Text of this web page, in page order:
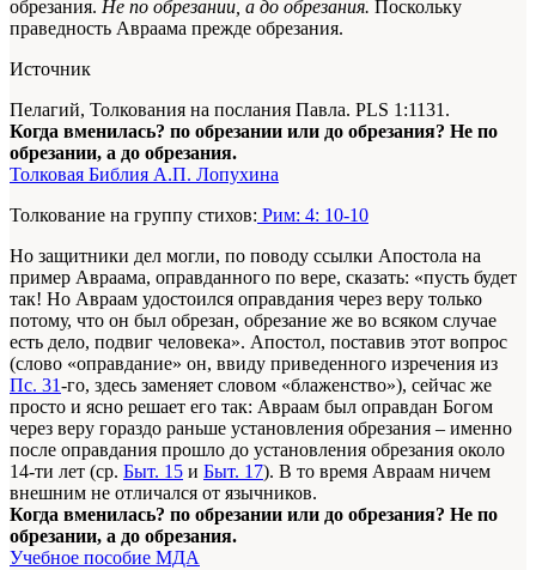
обрезания. Не по обрезании, а до обрезания. Поскольку
праведность Авраама прежде обрезания.
Источник
Пелагий, Толкования на послания Павла. PLS 1:1131.
Когда вменилась? по обрезании или до обрезания? Не по
обрезании, а до обрезания.
Толковая Библия А.П. Лопухина
Толкование на группу стихов: Рим: 4: 10-10
Но защитники дел могли, по поводу ссылки Апостола на
пример Авраама, оправданного по вере, сказать: «пусть будет
так! Но Авраам удостоился оправдания через веру только
потому, что он был обрезан, обрезание же во всяком случае
есть дело, подвиг человека». Апостол, поставив этот вопрос
(слово «оправдание» он, ввиду приведенного изречения из
Пс. 31-го, здесь заменяет словом «блаженство»), сейчас же
просто и ясно решает его так: Авраам был оправдан Богом
через веру гораздо раньше установления обрезания – именно
после оправдания прошло до установления обрезания около
14-ти лет (ср. Быт. 15 и Быт. 17). В то время Авраам ничем
внешним не отличался от язычников.
Когда вменилась? по обрезании или до обрезания? Не по
обрезании, а до обрезания.
Учебное пособие МДА